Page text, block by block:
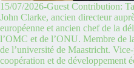
15/07/2026-Guest Contribution:
John Clarke, ancien directeur
européenne et ancien chef de la
l’OMC et de l’ONU. Membre de
de l’université de Maastricht.
coopération et de développement